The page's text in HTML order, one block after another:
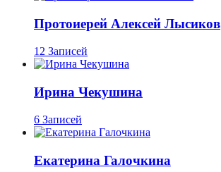
Протоиерей Алексей Лысиков
12 Записей
Ирина Чекушина
6 Записей
Екатерина Галочкина